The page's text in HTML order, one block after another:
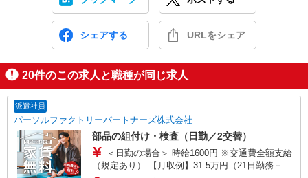
シェアする URLをシェア
20件のこの求人と職種が同じ求人
派遣社員
パーソルファクトリーパートナーズ株式会社
部品の組付け・検査（日勤／2交替）
＜日勤の場合＞ 時給1600円 ※交通費全額支給
（規定あり） 【月収例】31.5万円（21日勤務＋残